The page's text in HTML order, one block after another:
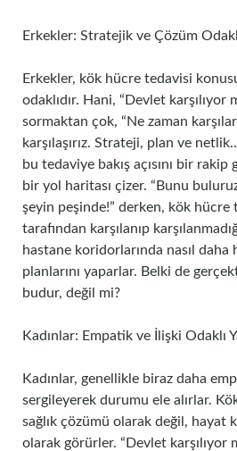
Erkekler: Stratejik ve Çözüm
Erkekler, kök hücre tedavisi
odaklıdır. Hani, “Devlet karşılıyor
sormaktan çok, “Ne zaman
karşılaşırız. Strateji, plan ve
bu tedaviye bakış açısını bir
bir yol haritası çizer. “Bunu
şeyin peşinde!” derken, kök
tarafından karşılanıp
hastane koridorlarında nasıl daha
planlarını yaparlar. Belki de
budur, değil mi?
Kadınlar: Empatik ve İlişki Odaklı
Kadınlar, genellikle biraz daha
sergileyerek durumu ele alırlar.
sağlık çözümü olarak değil, hayat
olarak görürler. “Devlet karşılıyor